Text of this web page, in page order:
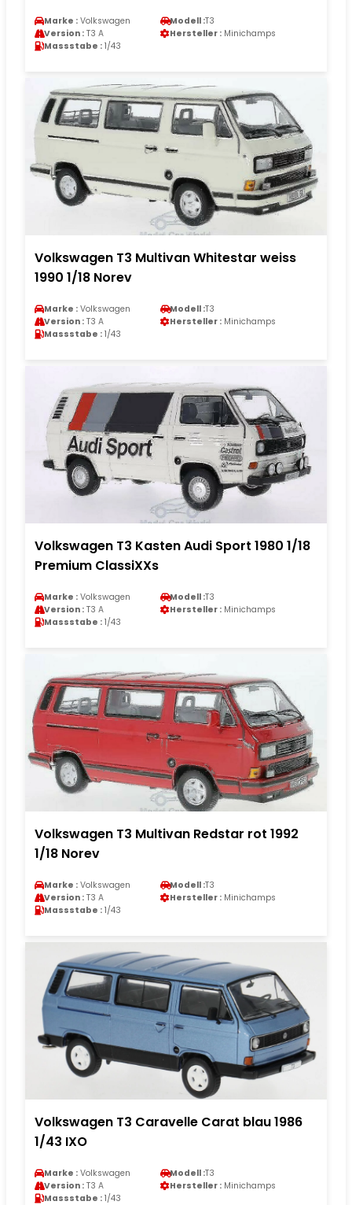
Marke : Volkswagen Modell :T3
Version : T3 A Hersteller : Minichamps
Massstabe : 1/43
Volkswagen T3 Multivan Whitestar weiss
1990 1/18 Norev
Marke : Volkswagen Modell :T3
Version : T3 A Hersteller : Minichamps
Massstabe : 1/43
Volkswagen T3 Kasten Audi Sport 1980 1/18
Premium ClassiXXs
Marke : Volkswagen Modell :T3
Version : T3 A Hersteller : Minichamps
Massstabe : 1/43
Volkswagen T3 Multivan Redstar rot 1992
1/18 Norev
Marke : Volkswagen Modell :T3
Version : T3 A Hersteller : Minichamps
Massstabe : 1/43
Volkswagen T3 Caravelle Carat blau 1986
1/43 IXO
Marke : Volkswagen Modell :T3
Version : T3 A Hersteller : Minichamps
Massstabe : 1/43